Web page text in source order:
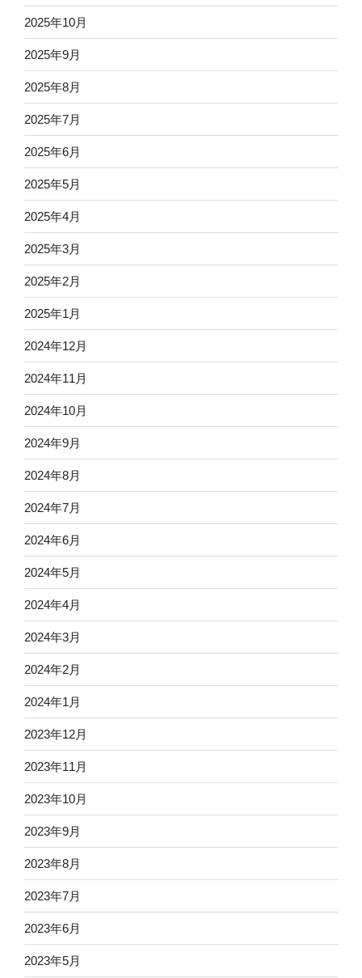
2025年10月
2025年9月
2025年8月
2025年7月
2025年6月
2025年5月
2025年4月
2025年3月
2025年2月
2025年1月
2024年12月
2024年11月
2024年10月
2024年9月
2024年8月
2024年7月
2024年6月
2024年5月
2024年4月
2024年3月
2024年2月
2024年1月
2023年12月
2023年11月
2023年10月
2023年9月
2023年8月
2023年7月
2023年6月
2023年5月